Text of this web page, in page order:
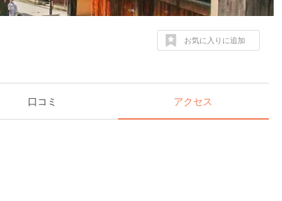
お気に入りに追加
口コミ アクセス